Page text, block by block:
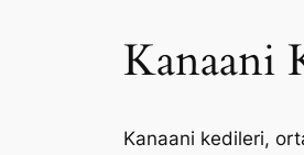
Kanaani
Kanaani kedileri,